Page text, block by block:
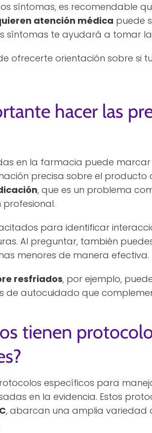
síntomas, es recomendable
atención médica puede
síntomas te ayudará a tomar
ofrecerte orientación sobre si
hacer las
en la farmacia puede marcar
precisa sobre el producto
, que es un problema
para identificar
Al preguntar, también
menores de manera efectiva.
resfriados, por ejemplo,
de autocuidado que
tienen
específicos para
en la evidencia. Estos
, abarcan una amplia variedad